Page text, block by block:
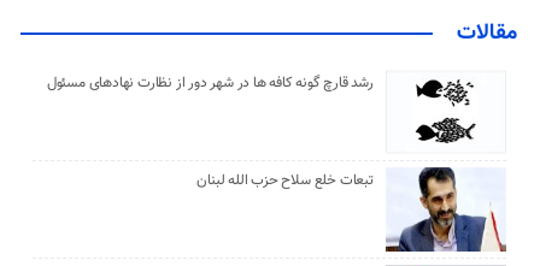
مقالات
رشد قارچ گونه کافه ها در شهر دور از نظارت نهادهای مسئول
تبعات خلع سلاح حزب الله لبنان